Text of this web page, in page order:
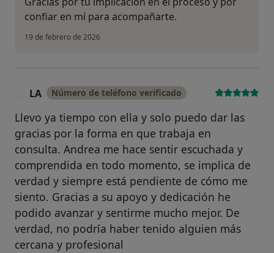
confiar en mí para acompañarte.
19 de febrero de 2026
LA Número de teléfono verificado
Llevo ya tiempo con ella y solo puedo dar las
gracias por la forma en que trabaja en
consulta. Andrea me hace sentir escuchada y
comprendida en todo momento, se implica de
verdad y siempre está pendiente de cómo me
siento. Gracias a su apoyo y dedicación he
podido avanzar y sentirme mucho mejor. De
verdad, no podría haber tenido alguien más
cercana y profesional